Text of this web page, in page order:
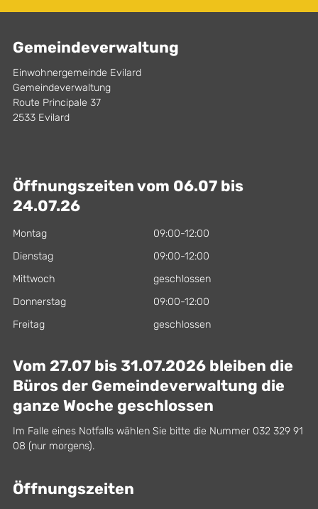
Gemeindeverwaltung
Einwohnergemeinde Evilard
Gemeindeverwaltung
Route Principale 37
2533 Evilard
Öffnungszeiten vom 06.07 bis
24.07.26
Montag
09:00-12:00
Dienstag
09:00-12:00
Mittwoch
geschlossen
Donnerstag
09:00-12:00
Freitag
geschlossen
Vom 27.07 bis 31.07.2026 bleiben die
Büros der Gemeindeverwaltung die
ganze Woche geschlossen
Im Falle eines Notfalls wählen Sie bitte die Nummer 032 329 91
08 (nur morgens).
Öffnungszeiten